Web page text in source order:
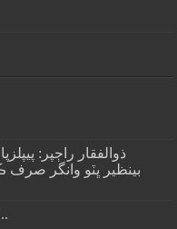
ذوالفقار راڄپر:
بينظير ڀٽو وانگر